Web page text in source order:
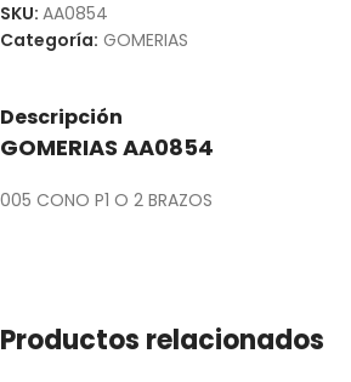
SKU: AA0854
Categoría: GOMERIAS
Descripción
GOMERIAS AA0854
005 CONO P1 O 2 BRAZOS
Productos relacionados